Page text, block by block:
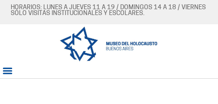
HORARIOS: LUNES A JUEVES 11 A 19 / DOMINGOS 14 A 18 / VIERNES
SÓLO VISITAS INSTITUCIONALES Y ESCOLARES.